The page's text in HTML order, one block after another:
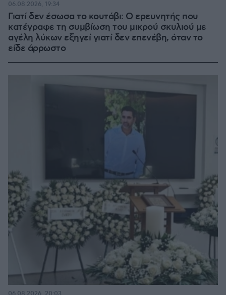
Γιατί δεν έσωσα το κουτάβι: Ο ερευνητής που
κατέγραφε τη συμβίωση του μικρού σκυλιού με
αγέλη λύκων εξηγεί γιατί δεν επενέβη, όταν το
είδε άρρωστο
06.08.2026, 19:34